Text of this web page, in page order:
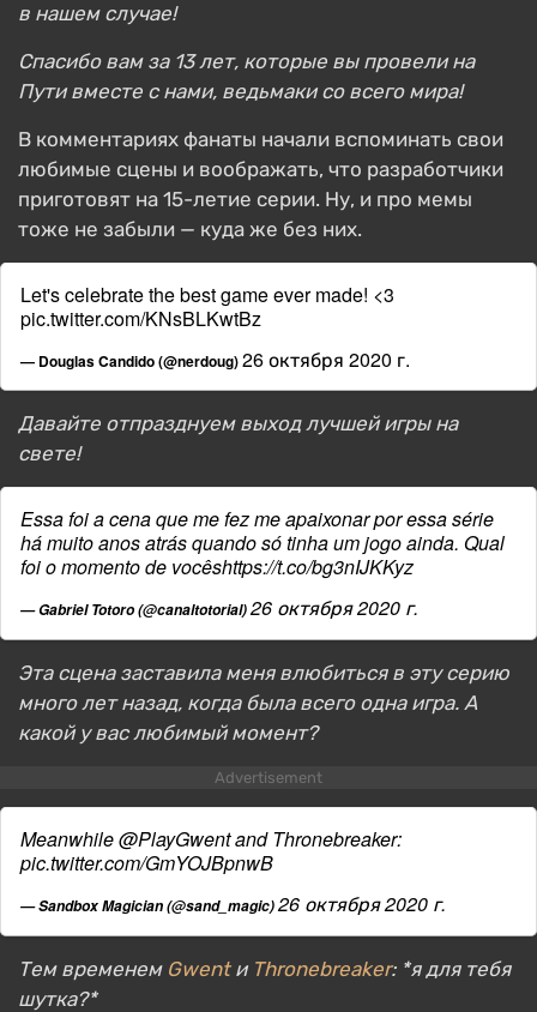
в нашем случае!
Спасибо вам за 13 лет, которые вы провели на
Пути вместе с нами, ведьмаки со всего мира!
В комментариях фанаты начали вспоминать свои
любимые сцены и воображать, что разработчики
приготовят на 15-летие серии. Ну, и про мемы
тоже не забыли — куда же без них.
Let's celebrate the best game ever made! <3
pic.twitter.com/KNsBLKwtBz
— Douglas Candido (@nerdoug)26 октября 2020 г.
Давайте отпразднуем выход лучшей игры на
свете!
Essa foi a cena que me fez me apaixonar por essa série
há muito anos atrás quando só tinha um jogo ainda. Qual
foi o momento de vocêshttps://t.co/bg3nIJKKyz
— Gabriel Totoro (@canaltotorial)26 октября 2020 г.
Эта сцена заставила меня влюбиться в эту серию
много лет назад, когда была всего одна игра. А
какой у вас любимый момент?
Meanwhile@PlayGwentand Thronebreaker:
pic.twitter.com/GmYOJBpnwB
— Sandbox Magician (@sand_magic)26 октября 2020 г.
Тем временем Gwentи Thronebreaker: *я для тебя
шутка?*